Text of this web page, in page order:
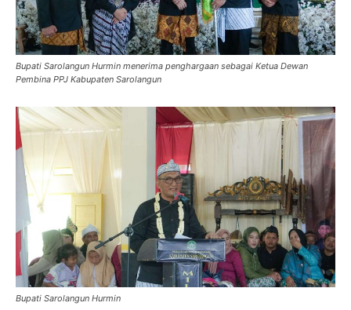
Bupati Sarolangun Hurmin menerima penghargaan sebagai Ketua Dewan
Pembina PPJ Kabupaten Sarolangun
Bupati Sarolangun Hurmin